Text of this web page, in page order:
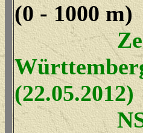
(0 - 1000 m)
Zeller
(22.05.2012)
NSG